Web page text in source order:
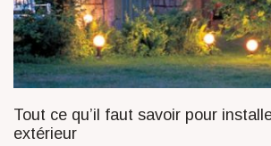
Tout ce qu’il faut savoir pour
extérieur